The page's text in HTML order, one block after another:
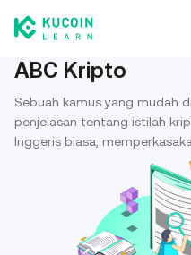
ABC Kripto
Sebuah kamus yang mudah
penjelasan tentang istilah
Inggeris biasa,